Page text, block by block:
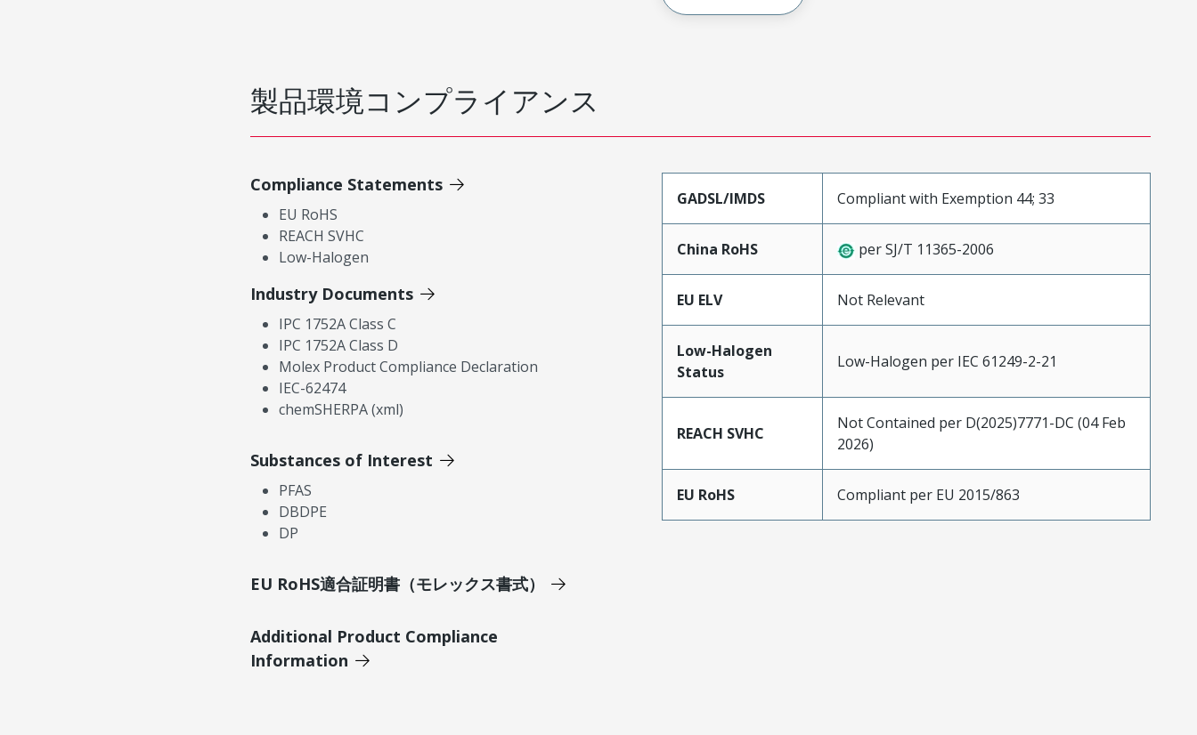
製品環境コンプライアンス
Compliance Statements
EU RoHS
REACH SVHC
Low-Halogen
Industry Documents
IPC 1752A Class C
IPC 1752A Class D
Molex Product Compliance Declaration
IEC-62474
chemSHERPA (xml)
Substances of Interest
PFAS
DBDPE
DP
EU RoHS適合証明書（モレックス書式）
Additional Product Compliance
Information
GADSL/IMDS Compliant with Exemption 44; 33
China RoHS per SJ/T 11365-2006
EU ELV Not Relevant
Low-Halogen
Status
Low-Halogen per IEC 61249-2-21
REACH SVHC
Not Contained per D(2025)7771-DC (04 Feb
2026)
EU RoHS Compliant per EU 2015/863